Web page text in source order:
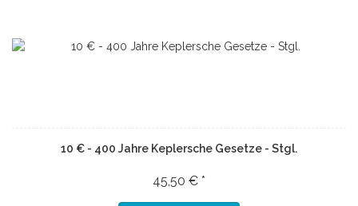
10 € - 400 Jahre Keplersche Gesetze - Stgl.
45,50 € *